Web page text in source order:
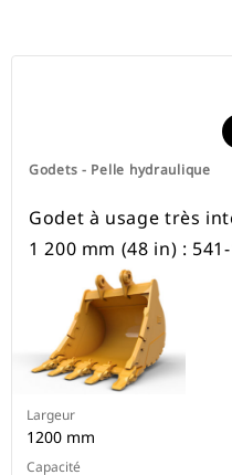
Godets - Pelle hydraulique
Godet à usage très
1 200 mm (48 in) :
Largeur
1200 mm
Capacité